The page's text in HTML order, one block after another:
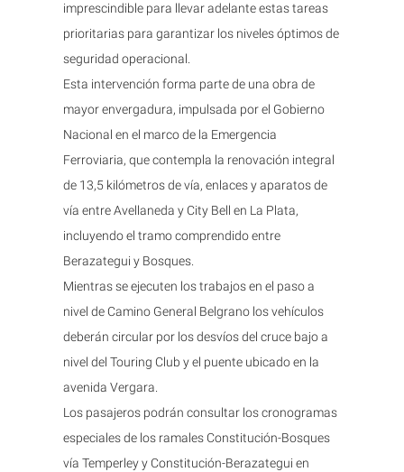
imprescindible para llevar adelante estas tareas
prioritarias para garantizar los niveles óptimos de
seguridad operacional.
Esta intervención forma parte de una obra de
mayor envergadura, impulsada por el Gobierno
Nacional en el marco de la Emergencia
Ferroviaria, que contempla la renovación integral
de 13,5 kilómetros de vía, enlaces y aparatos de
vía entre Avellaneda y City Bell en La Plata,
incluyendo el tramo comprendido entre
Berazategui y Bosques.
Mientras se ejecuten los trabajos en el paso a
nivel de Camino General Belgrano los vehículos
deberán circular por los desvíos del cruce bajo a
nivel del Touring Club y el puente ubicado en la
avenida Vergara.
Los pasajeros podrán consultar los cronogramas
especiales de los ramales Constitución-Bosques
vía Temperley y Constitución-Berazategui en